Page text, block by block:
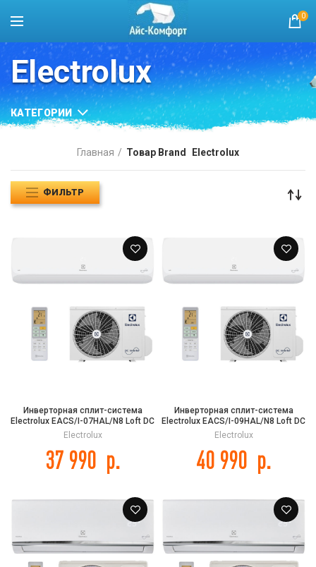
0
Electrolux
КАТЕГОРИИ
Главная Товар Brand Electrolux
ФИЛЬТР
Инверторная сплит-система
Electrolux EACS/I-07HAL/N8 Loft DC
Inverter
Electrolux
37 990 р.
Инверторная сплит-система
Electrolux EACS/I-09HAL/N8 Loft DC
Inverter
Electrolux
40 990 р.